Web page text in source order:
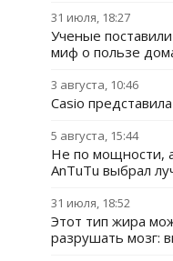
31 июля, 18:27
Ученые
миф о пользе
3 августа, 10:46
Casio
5 августа, 15:44
Не по мощности,
AnTuTu выбрал
31 июля, 18:52
Этот тип жира
разрушать мозг: